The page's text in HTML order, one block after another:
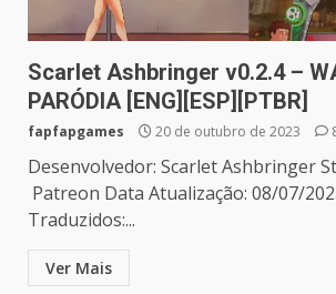
Scarlet Ashbringer v0.2.4 –
PARÓDIA [ENG][ESP][PTBR]
fapfapgames 20 de outubro de 2023
Desenvolvedor: Scarlet Ashbringer
Patreon Data Atualização: 08/07/
Traduzidos:...
Ver Mais